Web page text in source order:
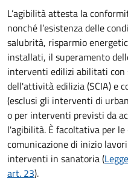
L’agibilità attesta la
nonché l’esistenza delle
salubrità, risparmio
installati, il superamento
interventi edilizi abilitati con
dell'attività edilizia (SCIA) e
(esclusi gli interventi di
o per interventi previsti da
l'agibilità. È facoltativa per le
comunicazione di inizio
interventi in sanatoria (
art. 23).